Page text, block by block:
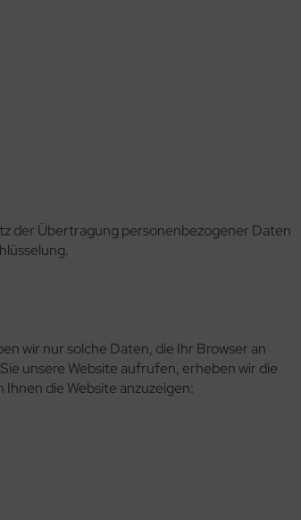
der Übertragung personenbezogener Daten
wir nur solche Daten, die Ihr Browser an
unsere Website aufrufen, erheben wir die
die Website anzuzeigen: